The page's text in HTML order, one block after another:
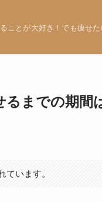
ことが大好き！でも痩せた
るまでの期
います。